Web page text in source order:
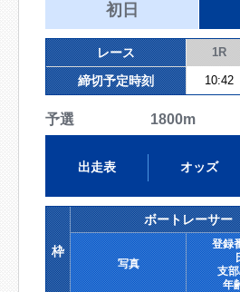
初日
レース 1R
締切予定時刻 10:42
予選 1800m
出走表 オッズ
枠
ボートレーサー
写真
登録
支
年